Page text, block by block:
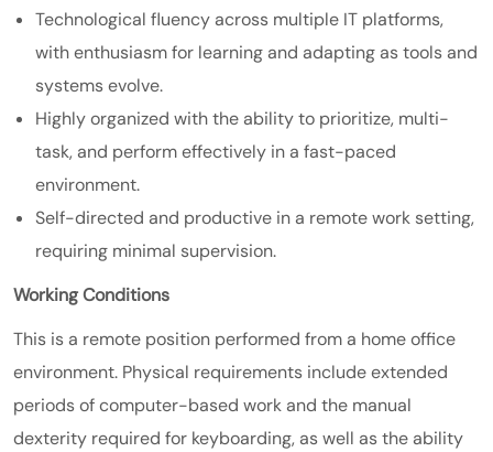
Technological fluency across multiple IT platforms,
with enthusiasm for learning and adapting as tools and
systems evolve.
Highly organized with the ability to prioritize, multi-
task, and perform effectively in a fast-paced
environment.
Self-directed and productive in a remote work setting,
requiring minimal supervision.
Working Conditions
This is a remote position performed from a home office
environment. Physical requirements include extended
periods of computer-based work and the manual
dexterity required for keyboarding, as well as the ability